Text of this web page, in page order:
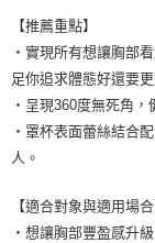
【推薦重點】
・實現所有想讓胸部
足你追求體態好還要
・呈現360度無死角
・罩杯表面蕾絲結合
人。
【適合對象與適用場合
・想讓胸部豐盈感升級